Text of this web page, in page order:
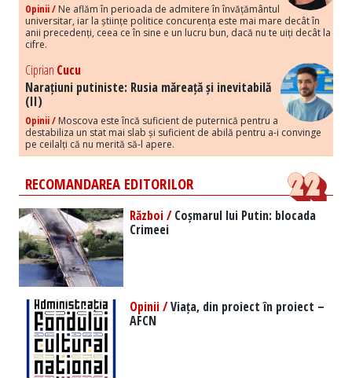
Opinii / Ne aflăm în perioada de admitere în învățământul
universitar, iar la științe politice concurența este mai mare decât în
anii precedenți, ceea ce în sine e un lucru bun, dacă nu te uiți decât la
cifre.
Ciprian Cucu
Narațiuni putiniste: Rusia măreață și inevitabilă
(II)
Opinii / Moscova este încă suficient de puternică pentru a
destabiliza un stat mai slab și suficient de abilă pentru a-i convinge
pe ceilalți că nu merită să-l apere.
RECOMANDAREA EDITORILOR
Război /Coșmarul lui Putin: blocada
Crimeei
Opinii /Viața, din proiect în proiect –
AFCN